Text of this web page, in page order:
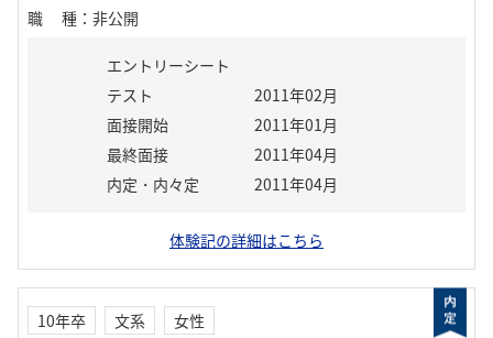
職種 ： 非公開
エントリーシート
テスト
2011年02月
面接開始
2011年01月
最終面接
2011年04月
内定・内々定
2011年04月
体験記の詳細はこちら
10年卒 文系
女性